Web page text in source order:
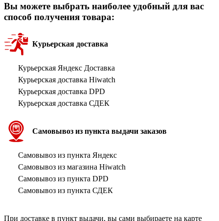
Вы можете выбрать наиболее удобный для вас
способ получения товара:
Курьерская доставка
Курьерская Яндекс Доставка
Курьерская доставка Hiwatch
Курьерская доставка DPD
Курьерская доставка СДЕК
Самовывоз из пункта выдачи заказов
Самовывоз из пункта Яндекс
Самовывоз из магазина Hiwatch
Самовывоз из пункта DPD
Самовывоз из пункта СДЕК
При доставке в пункт выдачи, вы сами выбираете на карте